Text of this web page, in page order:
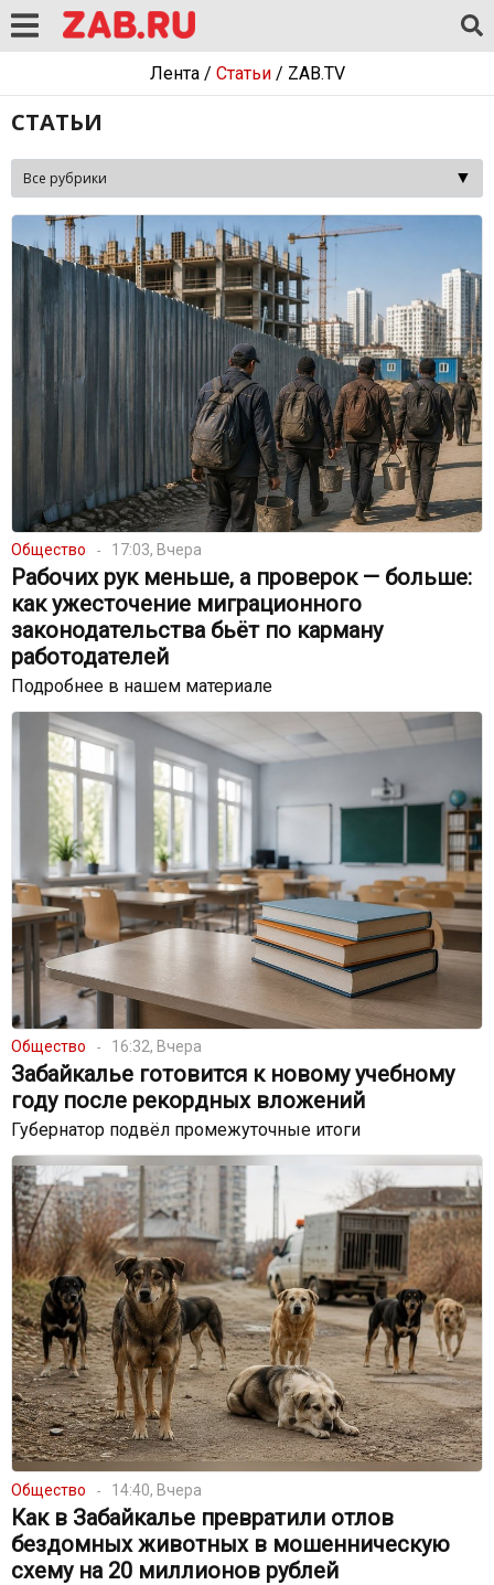
Лента/ Статьи/ ZAB.TV
СТАТЬИ
Общество 17:03, Вчера
Рабочих рук меньше, а проверок — больше:
как ужесточение миграционного
законодательства бьёт по карману
работодателей
Подробнее в нашем материале
Общество 16:32, Вчера
Забайкалье готовится к новому учебному
году после рекордных вложений
Губернатор подвёл промежуточные итоги
Общество 14:40, Вчера
Как в Забайкалье превратили отлов
бездомных животных в мошенническую
схему на 20 миллионов рублей